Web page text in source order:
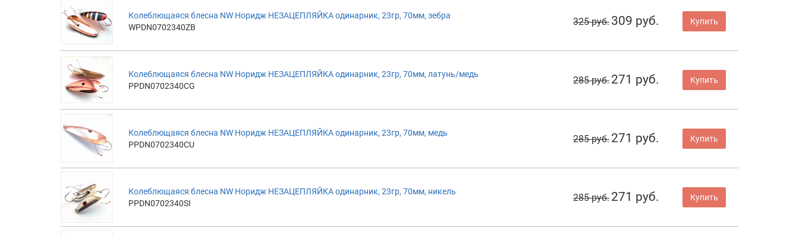
Колеблющаяся блесна NW Норидж НЕЗАЦЕПЛЯЙКА одинарник, 23гр, 70мм, зебра
WPDN0702340ZB
325 руб. 309 руб. Купить
Колеблющаяся блесна NW Норидж НЕЗАЦЕПЛЯЙКА одинарник, 23гр, 70мм, латунь/медь
PPDN0702340CG
285 руб. 271 руб. Купить
Колеблющаяся блесна NW Норидж НЕЗАЦЕПЛЯЙКА одинарник, 23гр, 70мм, медь
PPDN0702340CU
285 руб. 271 руб. Купить
Колеблющаяся блесна NW Норидж НЕЗАЦЕПЛЯЙКА одинарник, 23гр, 70мм, никель
PPDN0702340SI
285 руб. 271 руб. Купить